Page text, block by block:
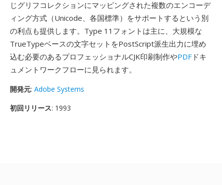
じグリフコレクションにマッピングされた複数のエンコーデ
ィング方式（Unicode、各国標準）をサポートするという別
の利点も提供します。Type 11フォントは主に、大規模な
TrueTypeベースの文字セットをPostScript派生出力に埋め
込む必要のあるプロフェッショナルCJK印刷制作やPDF ドキ
ュメントワークフローに見られます。
開発元: Adobe Systems
初回リリース: 1993